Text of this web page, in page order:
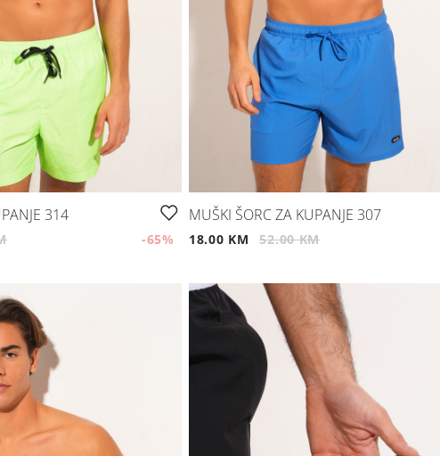
314
-65%
MUŠKI ŠORC ZA KUPANJE 307
18.00 KM 52.00 KM